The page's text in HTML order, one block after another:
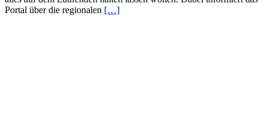
Portal über die regionalen […]